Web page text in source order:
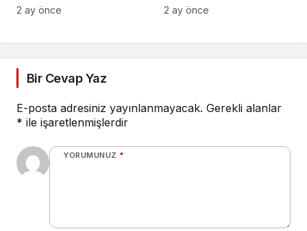
Güvencesi
2 ay önce
Çamurlar Yaşıyoruz
2 ay önce
Bir Cevap Yaz
E-posta adresiniz yayınlanmayacak. Gerekli alanlar
* ile işaretlenmişlerdir
YORUMUNUZ *